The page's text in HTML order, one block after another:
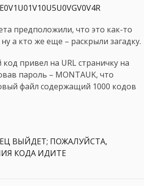
предположили, что это как-то
а кто же еще – раскрыли загадку.
привел на URL страничку на
пароль – MONTAUK, что
файл содержащий 1000 кодов
ВЫЙДЕТ; ПОЖАЛУЙСТА,
КОДА ИДИТЕ